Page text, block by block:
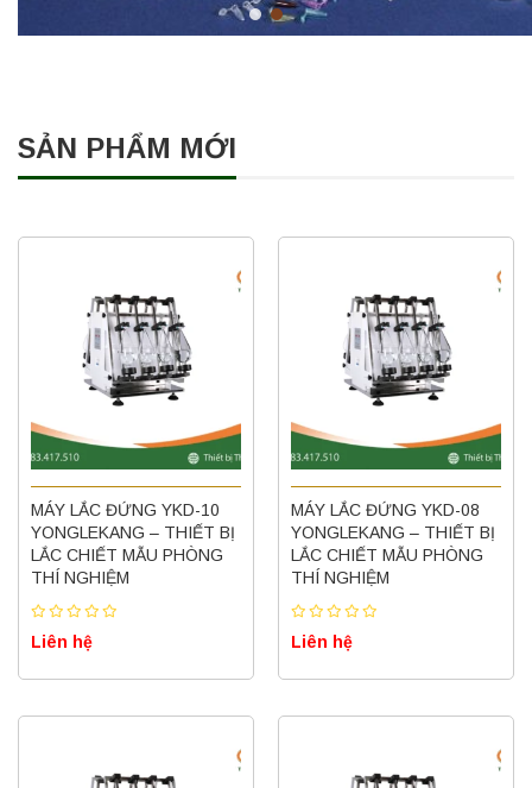
SẢN PHẨM MỚI
MÁY LẮC ĐỨNG YKD-10
YONGLEKANG – THIẾT BỊ
LẮC CHIẾT MẪU PHÒNG
THÍ NGHIỆM
Liên hệ
MÁY LẮC ĐỨNG YKD-08
YONGLEKANG – THIẾT BỊ
LẮC CHIẾT MẪU PHÒNG
THÍ NGHIỆM
Liên hệ